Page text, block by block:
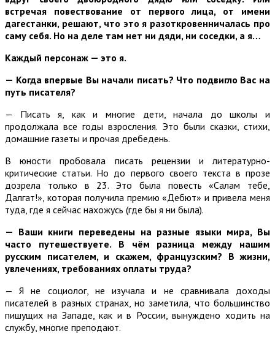
встречая повествование от первого лица, от имени
дагестанки, решают, что это я разоткровенничалась про
саму себя. Но на деле там нет ни дяди, ни соседки, а я…
Каждый персонаж — это я.
— Когда впервые Вы начали писать? Что подвигло Вас на
путь писателя?
— Писать я, как и многие дети, начала до школы и
продолжала все годы взросления. Это были сказки, стихи,
домашние газеты и прочая дребедень.
В юности пробовала писать рецензии и литературно-
критические статьи. Но до первого своего текста в прозе
дозрела только в 23. Это была повесть «Салам тебе,
Далгат!», которая получила премию «Дебют» и привела меня
туда, где я сейчас нахожусь (где бы я ни была).
— Ваши книги переведены на разные языки мира, Вы
часто путешествуете. В чём разница между нашим
русским писателем, и скажем, французским? В жизни,
увлечениях, требованиях оплаты труда?
— Я не социолог, не изучала и не сравнивала доходы
писателей в разных странах, но заметила, что большинство
пишущих на Западе, как и в России, вынуждено ходить на
службу, многие преподают.